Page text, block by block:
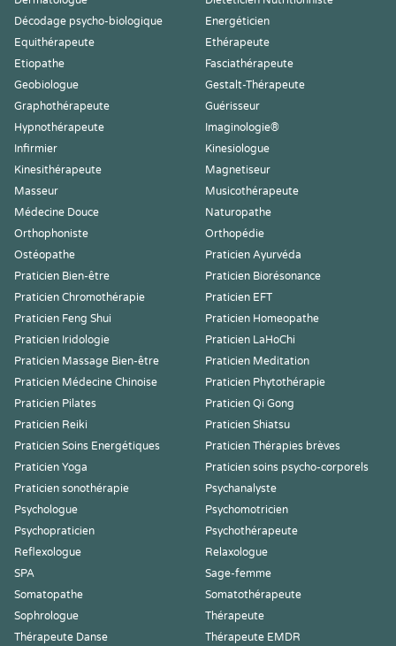
Décodage psycho-biologique
Energéticien
Equithérapeute
Ethérapeute
Etiopathe
Fasciathérapeute
Geobiologue
Gestalt-Thérapeute
Graphothérapeute
Guérisseur
Hypnothérapeute
Imaginologie®
Infirmier
Kinesiologue
Kinesithérapeute
Magnetiseur
Masseur
Musicothérapeute
Médecine Douce
Naturopathe
Orthophoniste
Orthopédie
Ostéopathe
Praticien Ayurvéda
Praticien Bien-être
Praticien Biorésonance
Praticien Chromothérapie
Praticien EFT
Praticien Feng Shui
Praticien Homeopathe
Praticien Iridologie
Praticien LaHoChi
Praticien Massage Bien-être
Praticien Meditation
Praticien Médecine Chinoise
Praticien Phytothérapie
Praticien Pilates
Praticien Qi Gong
Praticien Reiki
Praticien Shiatsu
Praticien Soins Energétiques
Praticien Thérapies brèves
Praticien Yoga
Praticien soins psycho-corporels
Praticien sonothérapie
Psychanalyste
Psychologue
Psychomotricien
Psychopraticien
Psychothérapeute
Reflexologue
Relaxologue
SPA
Sage-femme
Somatopathe
Somatothérapeute
Sophrologue
Thérapeute
Thérapeute Danse
Thérapeute EMDR